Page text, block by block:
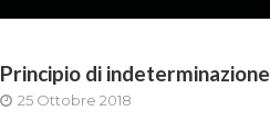
Principio di indeterminazione
25 Ottobre 2018